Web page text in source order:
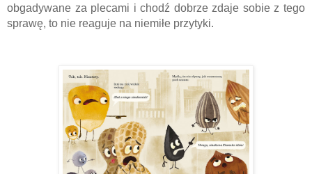
obgadywane za plecami i chodź dobrze zdaje sobie z tego
sprawę, to nie reaguje na niemiłe przytyki.